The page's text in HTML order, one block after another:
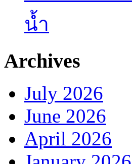
น้ำ
Archives
July 2026
June 2026
April 2026